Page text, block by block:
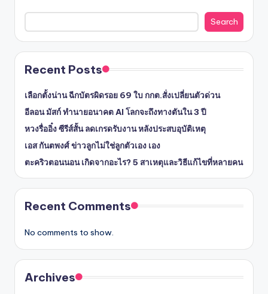
Search
Recent Posts
เลือกตั้งน่าน ฉีกบัตรผิดรอย 69 ใบ กกต.สั่งเปลี่ยนตัวด่วน
อีลอน มัสก์ ทำนายอนาคต AI โลกจะถึงทางตันใน 3 ปี
หวงรื่ออิ๋ง ซีรีส์สั้น ลดเกรดรับงาน หลังประสบอุบัติเหตุ
เอส กันตพงศ์ ข่าวลูกไม่ใช่ลูกตัวเอง เอง
ตะคริวตอนนอน เกิดจากอะไร? 5 สาเหตุและวิธีแก้ไขที่หลายคน
Recent Comments
No comments to show.
Archives